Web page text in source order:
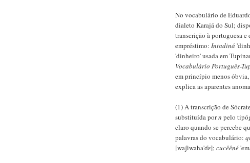
No vocabulário de
dialeto Karajá do Sul;
transcrição à portuguesa
empréstimo: Intadiná
'dinheiro' usada em
Vocabulário Português-
em princípio menos
explica as aparentes
(1) A transcrição de
substituída porn pelo
claro quando se percebe
palavras do vocabulário:
[waʃiwaha'ɗɛ]; cucêêné